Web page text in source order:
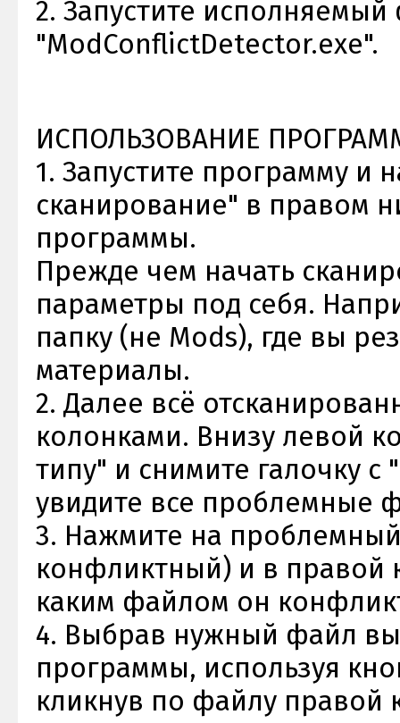
2. Запустите
"ModConflictDetector.exe".
ИСПОЛЬЗОВАНИЕ
1. Запустите программу и
сканирование" в правом
программы.
Прежде чем начать
параметры под себя.
папку (не Mods), где вы
материалы.
2. Далее всё
колонками. Внизу левой
типу" и снимите галочку с
увидите все проблемные
3. Нажмите на
конфликтный) и в правой
каким файлом он
4. Выбрав нужный файл
программы, используя
кликнув по файлу правой